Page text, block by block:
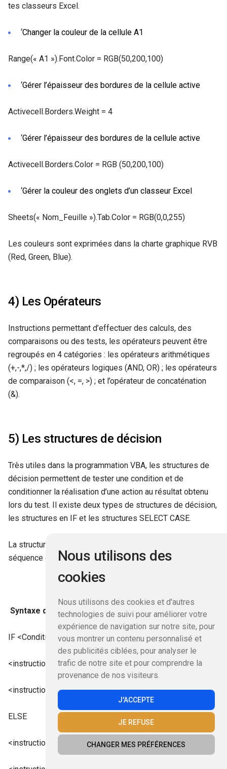
Nous utilisons des
cookies
Nous utilisons des cookies et d'autres
technologies de suivi pour améliorer votre
expérience de navigation sur notre site, pour
vous montrer un contenu personnalisé et
des publicités ciblées, pour analyser le
trafic de notre site et pour comprendre la
provenance de nos visiteurs.
J'ACCEPTE
JE REFUSE
CHANGER MES PRÉFÉRENCES
tes classeurs Excel.
‘Changer la couleur de la cellule A1
Range(« A1 »).Font.Color = RGB(50,200,100)
‘Gérer l’épaisseur des bordures de la cellule active
Activecell.Borders.Weight = 4
‘Gérer l’épaisseur des bordures de la cellule active
Activecell.Borders.Color = RGB (50,200,100)
‘Gérer la couleur des onglets d’un classeur Excel
Sheets(« Nom_Feuille »).Tab.Color = RGB(0,0,255)
Les couleurs sont exprimées dans la charte graphique RVB
(Red, Green, Blue).
4) Les Opérateurs
Instructions permettant d’effectuer des calculs, des
comparaisons ou des tests, les opérateurs peuvent être
regroupés en 4 catégories : les opérateurs arithmétiques
(+,-,*,/) ; les opérateurs logiques (AND, OR) ; les opérateurs
de comparaison (<, =, >) ; et l’opérateur de concaténation
(&).
5) Les structures de décision
Très utiles dans la programmation VBA, les structures de
décision permettent de tester une condition et de
conditionner la réalisation d’une action au résultat obtenu
lors du test. Il existe deux types de structures de décision,
les structures en IF et les structures SELECT CASE.
La structure de décision
séquence d’instructions si la condition testée est vérifiée.
Syntaxe d’une structure IF
IF <Condition_Testée> THEN
<instruction1>
<instruction 2>
ELSE
<instruction 3>